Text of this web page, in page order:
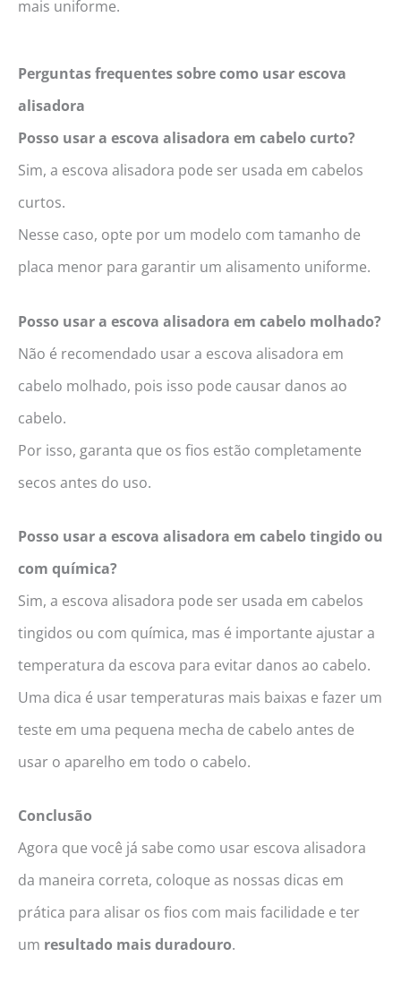
mais uniforme.
Perguntas frequentes sobre como usar escova
alisadora
Posso usar a escova alisadora em cabelo curto?
Sim, a escova alisadora pode ser usada em cabelos
curtos.
Nesse caso, opte por um modelo com tamanho de
placa menor para garantir um alisamento uniforme.
Posso usar a escova alisadora em cabelo molhado?
Não é recomendado usar a escova alisadora em
cabelo molhado, pois isso pode causar danos ao
cabelo.
Por isso, garanta que os fios estão completamente
secos antes do uso.
Posso usar a escova alisadora em cabelo tingido ou
com química?
Sim, a escova alisadora pode ser usada em cabelos
tingidos ou com química, mas é importante ajustar a
temperatura da escova para evitar danos ao cabelo.
Uma dica é usar temperaturas mais baixas e fazer um
teste em uma pequena mecha de cabelo antes de
usar o aparelho em todo o cabelo.
Conclusão
Agora que você já sabe como usar escova alisadora
da maneira correta, coloque as nossas dicas em
prática para alisar os fios com mais facilidade e ter
um resultado mais duradouro.